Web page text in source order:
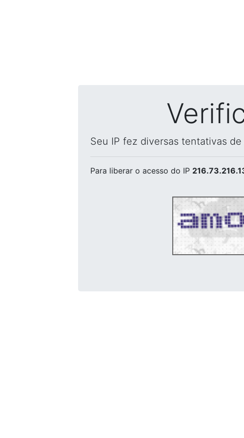
Seu IP fez diversas tentativas
Para liberar o acesso do IP